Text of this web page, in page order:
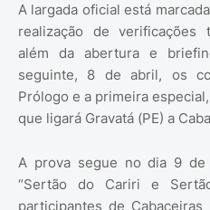
A largada oficial está
realização de verificações
além da abertura e
seguinte, 8 de abril, os
Prólogo e a primeira
que ligará Gravatá (PE) a
A prova segue no dia 9
“Sertão do Cariri e
participantes de Cabaceiras